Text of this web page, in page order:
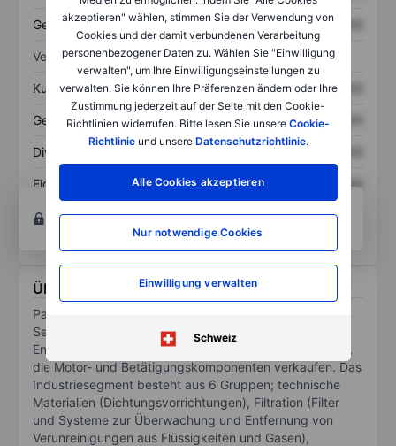
akzeptieren" wählen, stimmen Sie der Verwendung von
Cookies und der damit verbundenen Verarbeitung
personenbezogener Daten zu. Wählen Sie "Einwilligung
verwalten", um Ihre Einwilligungseinstellungen zu
verwalten. Sie können Ihre Präferenzen ändern oder Ihre
Zustimmung jederzeit auf der Seite mit den Cookie-
Richtlinien widerrufen. Bitte lesen Sie unsere Cookie-
Richtlinieund unsere Datenschutzrichtlinie.
Alle Cookies akzeptieren
Nur notwendige Cookies
Einwilligung verwalten
Schweiz
Gesamtschulden XXXXXXX XXXXXXX
Verhältnisse
Kurs/Umsatz XXXXXXX XXXXXXX
Gewinn je Aktie XXXXXXX XXXXXXX
Dividende je Aktie
Eigenkapitalrendite XXXXXXX
XXXXXXX
und Analyse-Tools zu erhalten.
Über Parker Hannifin Corporation
Parker Hannifin ist ein Industriekonglomerat, das 2
Segmente betreibt: diversifizierte Industrie, die viele
Endmärkten bedient, und Luft- und Raumfahrtsysteme,
die Motor- und Betätigungskomponenten verkaufen. Das
Industriesegment besteht aus 6 Gruppen; technische
Materialien (Dichtungsvorrichtungen), Filtration (Filter
und Systeme zur Überwachung und Entfernung von
Verunreinigungen aus Flüssigkeiten und Gasen),